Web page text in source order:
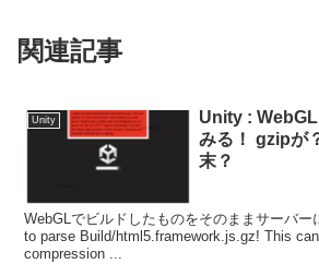
関連記事
Unity
Unity :
みる！ gzipが
末？
WebGLでビルドしたものをそのままサーバー
to parse Build/html5.framework.js.gz! This
compression ...